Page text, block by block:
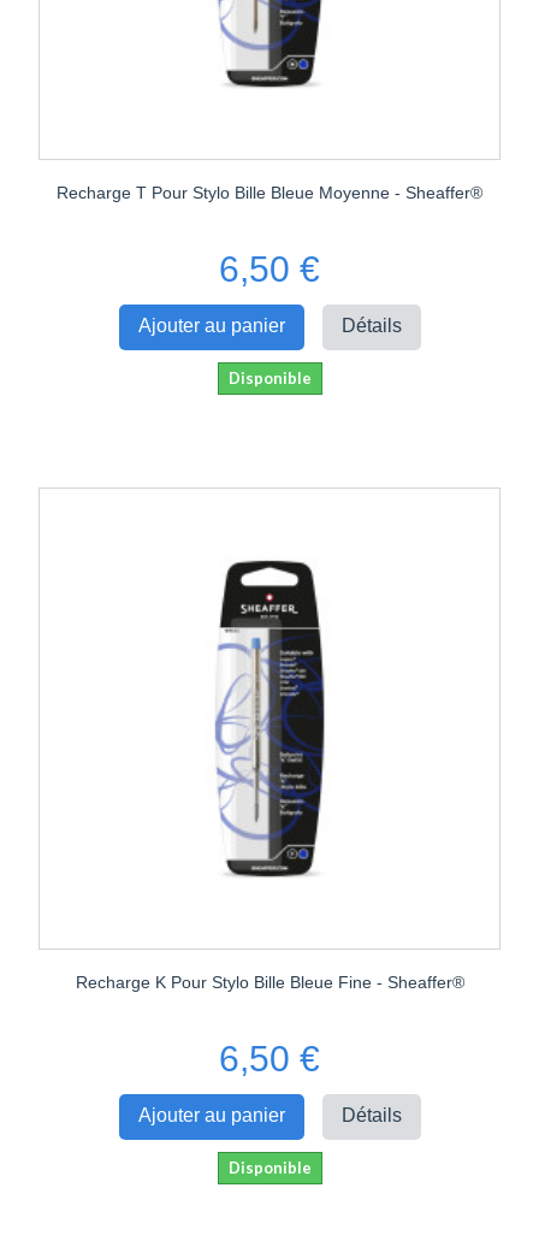
Recharge T Pour Stylo Bille Bleue Moyenne - Sheaffer®
6,50 €
Ajouter au panier Détails
Disponible
Recharge K Pour Stylo Bille Bleue Fine - Sheaffer®
6,50 €
Ajouter au panier Détails
Disponible